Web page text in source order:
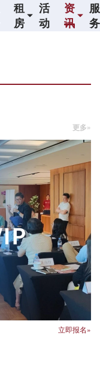
租
房
活
动
资
讯
服
务
更多»
立即报名»